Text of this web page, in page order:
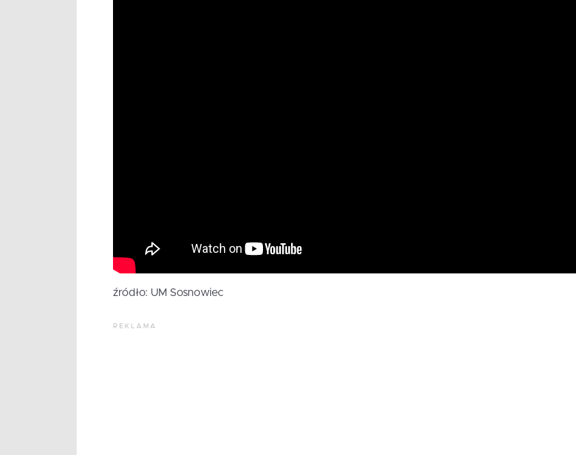
źródło: UM Sosnowiec
REKLAMA